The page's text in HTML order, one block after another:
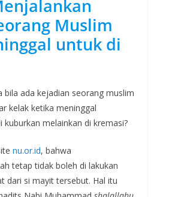
Muslim
untuk di
bila ada kejadian seorang muslim
kelak ketika meninggal
kuburkan melainkan di kremasi?
nu.or.id, bahwa
tetap tidak boleh di lakukan
dari si mayit tersebut. Hal itu